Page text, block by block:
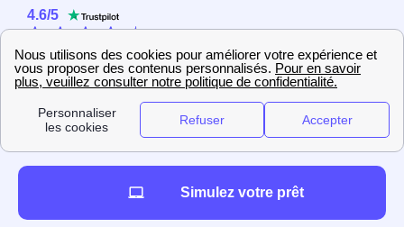
4.6/5
2358 utilisateurs
Simulez votre prêt